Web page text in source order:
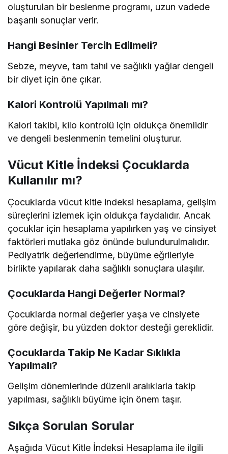
oluşturulan bir beslenme programı, uzun vadede
başarılı sonuçlar verir.
Hangi Besinler Tercih Edilmeli?
Sebze, meyve, tam tahıl ve sağlıklı yağlar dengeli
bir diyet için öne çıkar.
Kalori Kontrolü Yapılmalı mı?
Kalori takibi, kilo kontrolü için oldukça önemlidir
ve dengeli beslenmenin temelini oluşturur.
Vücut Kitle İndeksi Çocuklarda
Kullanılır mı?
Çocuklarda vücut kitle indeksi hesaplama, gelişim
süreçlerini izlemek için oldukça faydalıdır. Ancak
çocuklar için hesaplama yapılırken yaş ve cinsiyet
faktörleri mutlaka göz önünde bulundurulmalıdır.
Pediyatrik değerlendirme, büyüme eğrileriyle
birlikte yapılarak daha sağlıklı sonuçlara ulaşılır.
Çocuklarda Hangi Değerler Normal?
Çocuklarda normal değerler yaşa ve cinsiyete
göre değişir, bu yüzden doktor desteği gereklidir.
Çocuklarda Takip Ne Kadar Sıklıkla
Yapılmalı?
Gelişim dönemlerinde düzenli aralıklarla takip
yapılması, sağlıklı büyüme için önem taşır.
Sıkça Sorulan Sorular
Aşağıda Vücut Kitle İndeksi Hesaplama ile ilgili